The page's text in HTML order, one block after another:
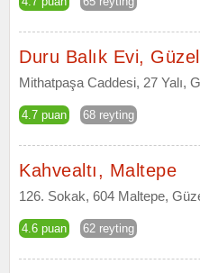
Duru Balık Evi,
Mithatpaşa Caddesi, 27 Yalı,
4.7 puan 68 reyting
Kahvealtı, Maltepe
126. Sokak, 604 Maltepe,
4.6 puan 62 reyting